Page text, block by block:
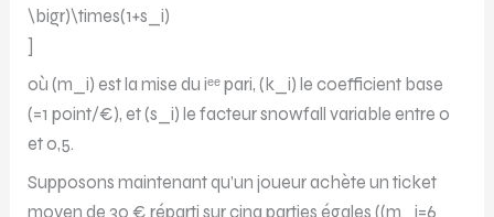
\bigr)\times(1+s_i)
]
où (m_i) est la mise du iᵉᵉ pari, (k_i) le coefficient base
(=1 point/€), et (s_i) le facteur snowfall variable entre 0
et 0,5.
Supposons maintenant qu’un joueur achète un ticket